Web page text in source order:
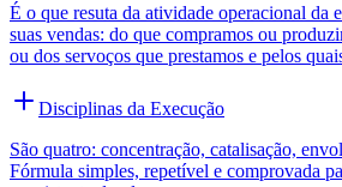
É o que resuta da atividade operacional da
suas vendas: do que compramos ou
ou dos servoços que prestamos e pelos
Disciplinas da Execução
São quatro: concentração, catalisação,
Fórmula simples, repetível e comprovada